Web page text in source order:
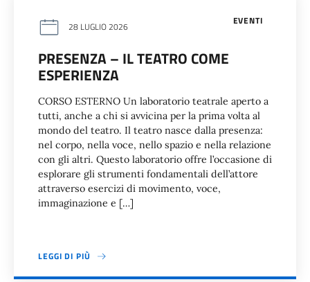
EVENTI
28 LUGLIO 2026
PRESENZA – IL TEATRO COME
ESPERIENZA
CORSO ESTERNO Un laboratorio teatrale aperto a
tutti, anche a chi si avvicina per la prima volta al
mondo del teatro. Il teatro nasce dalla presenza:
nel corpo, nella voce, nello spazio e nella relazione
con gli altri. Questo laboratorio offre l’occasione di
esplorare gli strumenti fondamentali dell’attore
attraverso esercizi di movimento, voce,
immaginazione e […]
LEGGI DI PIÙ